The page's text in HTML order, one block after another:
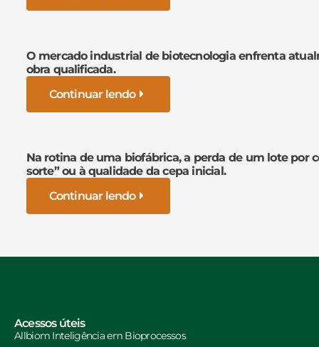
O mercado industrial de biotecnologia enfrenta
obra qualificada.
Continuar lendo
Na rotina de uma biofábrica, a perda de um lote por
sorte” ou à qualidade da cepa inicial.
Continuar lendo
Acessos úteis
Allbiom Inteligência em Bioprocessos